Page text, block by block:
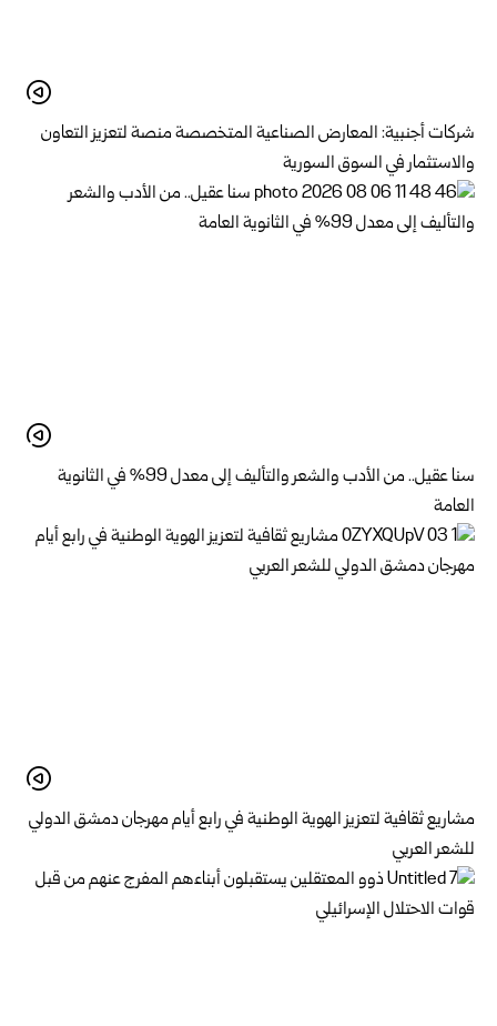
شركات أجنبية: المعارض الصناعية المتخصصة منصة لتعزيز التعاون
والاستثمار في السوق السورية
سنا عقيل.. من الأدب والشعر والتأليف إلى معدل 99% في الثانوية
العامة
مشاريع ثقافية لتعزيز الهوية الوطنية في رابع أيام مهرجان دمشق الدولي
للشعر العربي